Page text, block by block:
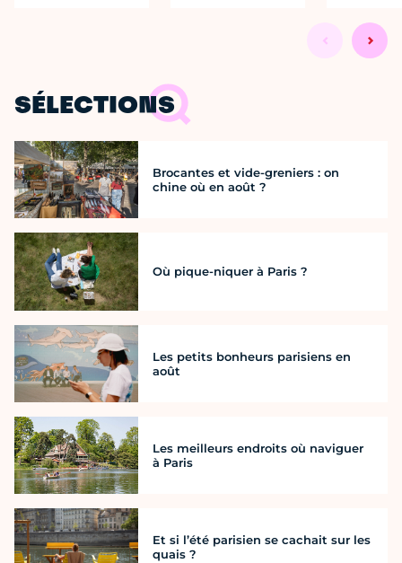
SÉLECTIONS
Brocantes et vide-greniers : on
chine où en août ?
Où pique-niquer à Paris ?
Les petits bonheurs parisiens en
août
Les meilleurs endroits où naviguer
à Paris
Et si l’été parisien se cachait sur les
quais ?